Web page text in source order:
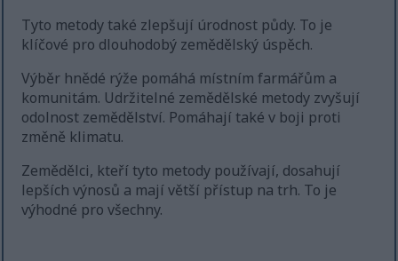
Tyto metody také zlepšují úrodnost půdy. To je
klíčové pro dlouhodobý zemědělský úspěch.
Výběr hnědé rýže pomáhá místním farmářům a
komunitám. Udržitelné zemědělské metody zvyšují
odolnost zemědělství. Pomáhají také v boji proti
změně klimatu.
Zemědělci, kteří tyto metody používají, dosahují
lepších výnosů a mají větší přístup na trh. To je
výhodné pro všechny.